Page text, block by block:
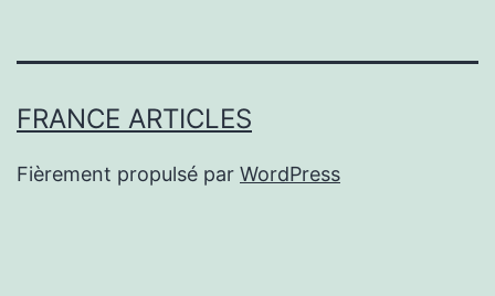
FRANCE ARTICLES
Fièrement propulsé par WordPress